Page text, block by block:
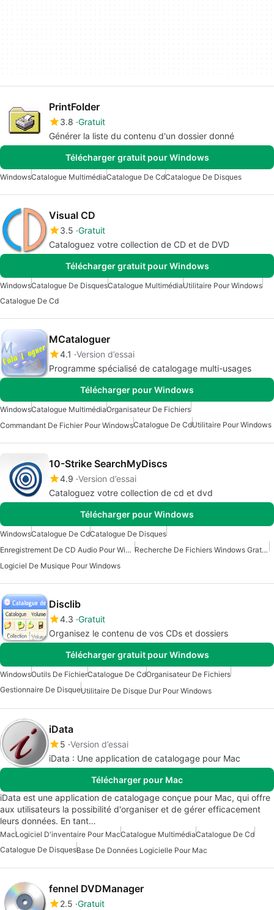
PrintFolder
3.8 Gratuit
Générer la liste du contenu d'un dossier donné
Télécharger gratuit pour Windows
WindowsCatalogue MultimédiaCatalogue De CdCatalogue De Disques
Visual CD
3.5 Gratuit
Cataloguez votre collection de CD et de DVD
Télécharger gratuit pour Windows
WindowsCatalogue De DisquesCatalogue MultimédiaUtilitaire Pour Windows
Catalogue De Cd
MCataloguer
4.1 Version d’essai
Programme spécialisé de catalogage multi-usages
Télécharger pour Windows
WindowsCatalogue MultimédiaOrganisateur De Fichiers
Commandant De Fichier Pour WindowsCatalogue De CdUtilitaire Pour Windows
10-Strike SearchMyDiscs
4.9 Version d’essai
Cataloguez votre collection de cd et dvd
Télécharger pour Windows
WindowsCatalogue De CdCatalogue De Disques
Enregistrement De CD Audio Pour Windows
Recherche De Fichiers Windows Gratuite
Logiciel De Musique Pour Windows
Disclib
4.3 Gratuit
Organisez le contenu de vos CDs et dossiers
Télécharger gratuit pour Windows
WindowsOutils De FichierCatalogue De CdOrganisateur De Fichiers
Gestionnaire De DisqueUtilitaire De Disque Dur Pour Windows
iData
5 Version d’essai
iData : Une application de catalogage pour Mac
Télécharger pour Mac
iData est une application de catalogage conçue pour Mac, qui offre
aux utilisateurs la possibilité d'organiser et de gérer efficacement
leurs données. En tant…
MacLogiciel D'inventaire Pour MacCatalogue MultimédiaCatalogue De Cd
Catalogue De DisquesBase De Données Logicielle Pour Mac
fennel DVDManager
2.5 Gratuit